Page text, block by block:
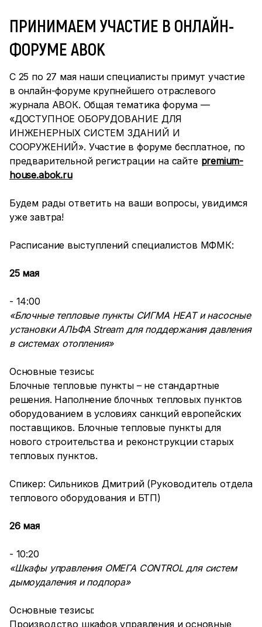
ПРИНИМАЕМ УЧАСТИЕ В ОНЛАЙН-
ФОРУМЕ АВОК
С 25 по 27 мая наши специалисты примут участие
в онлайн-форуме крупнейшего отраслевого
журнала АВОК. Общая тематика форума —
«ДОСТУПНОЕ ОБОРУДОВАНИЕ ДЛЯ
ИНЖЕНЕРНЫХ СИСТЕМ ЗДАНИЙ И
СООРУЖЕНИЙ». Участие в форуме бесплатное, по
предварительной регистрации на сайте premium-
house.abok.ru
Будем рады ответить на ваши вопросы, увидимся
уже завтра!
Расписание выступлений специалистов МФМК:
25 мая
- 14:00
«Блочные тепловые пункты СИГМА HEAT и насосные
установки АЛЬФА Stream для поддержания давления
в системах отопления»
Основные тезисы:
Блочные тепловые пункты – не стандартные
решения. Наполнение блочных тепловых пунктов
оборудованием в условиях санкций европейских
поставщиков. Блочные тепловые пункты для
нового строительства и реконструкции старых
тепловых пунктов.
Спикер: Сильников Дмитрий (Руководитель отдела
теплового оборудования и БТП)
26 мая
- 10:20
«Шкафы управления ОМЕГА CONTROL для систем
дымоудаления и подпора»
Основные тезисы:
Производство шкафов управления и основные